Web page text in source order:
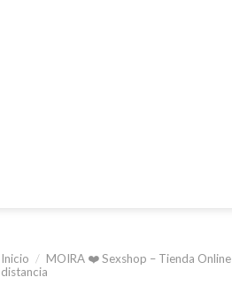
Inicio / MOIRA ❤️ Sexshop – Tienda Online
distancia